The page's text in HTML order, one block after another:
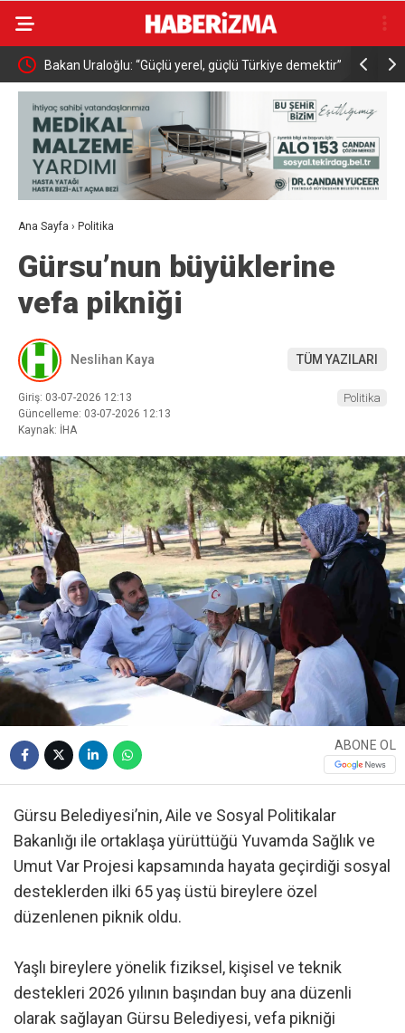
Bakan Uraloğlu: “Güçlü yerel, güçlü Türkiye demektir” Bakan
üst seviye
Ana Sayfa › Politika
Gürsu’nun büyüklerine
vefa pikniği
Neslihan Kaya TÜM YAZILARI
Giriş: 03-07-2026 12:13
Güncelleme: 03-07-2026 12:13
Kaynak: İHA
Politika
ABONE OL
Gürsu Belediyesi’nin, Aile ve Sosyal Politikalar
Bakanlığı ile ortaklaşa yürüttüğü Yuvamda Sağlık ve
Umut Var Projesi kapsamında hayata geçirdiği sosyal
desteklerden ilki 65 yaş üstü bireylere özel
düzenlenen piknik oldu.
Yaşlı bireylere yönelik fiziksel, kişisel ve teknik
destekleri 2026 yılının başından buy ana düzenli
olarak sağlayan Gürsu Belediyesi, vefa pikniği